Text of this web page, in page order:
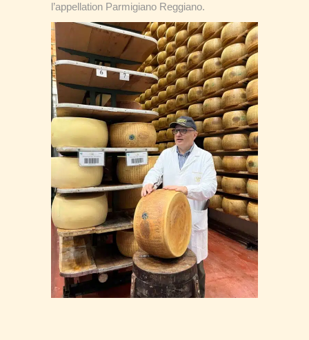
l’appellation Parmigiano Reggiano.